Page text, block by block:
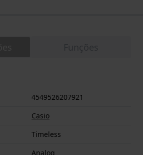
4549526207921
Casio
Timeless
Analog